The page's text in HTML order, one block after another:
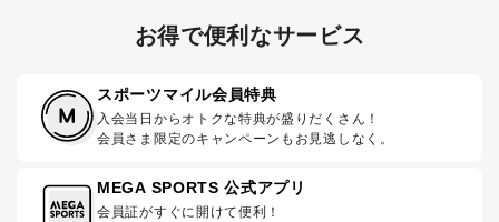
お得で便利なサービス
スポーツマイル会員特典
入会当日からオトクな特典が盛りだくさん！
会員さま限定のキャンペーンもお見逃しなく。
MEGA SPORTS 公式アプリ
会員証がすぐに開けて便利！